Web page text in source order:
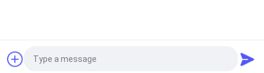
Demandez un devis